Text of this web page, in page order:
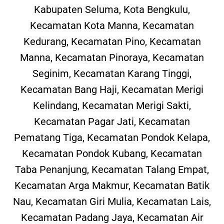
Kabupaten Seluma, Kota Bengkulu,
Kecamatan Kota Manna, Kecamatan
Kedurang, Kecamatan Pino, Kecamatan
Manna, Kecamatan Pinoraya, Kecamatan
Seginim, Kecamatan Karang Tinggi,
Kecamatan Bang Haji, Kecamatan Merigi
Kelindang, Kecamatan Merigi Sakti,
Kecamatan Pagar Jati, Kecamatan
Pematang Tiga, Kecamatan Pondok Kelapa,
Kecamatan Pondok Kubang, Kecamatan
Taba Penanjung, Kecamatan Talang Empat,
Kecamatan Arga Makmur, Kecamatan Batik
Nau, Kecamatan Giri Mulia, Kecamatan Lais,
Kecamatan Padang Jaya, Kecamatan Air